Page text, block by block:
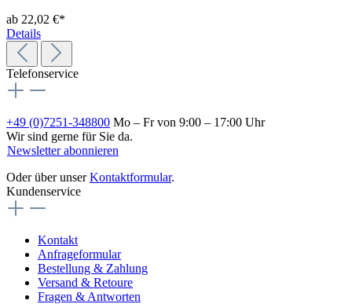
ab 22,02 €*
Details
Telefonservice
+49 (0)7251-348800 Mo – Fr von 9:00 – 17:00 Uhr
Wir sind gerne für Sie da.
Newsletter abonnieren
Oder über unserKontaktformular.
Kundenservice
Kontakt
Anfrageformular
Bestellung & Zahlung
Versand & Retoure
Fragen & Antworten